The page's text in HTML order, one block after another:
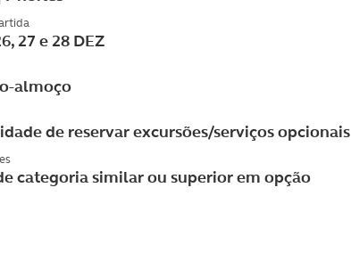
27 e 28 DEZ
almoço
de reservar excursões/serviços opcionais
categoria similar ou superior em opção